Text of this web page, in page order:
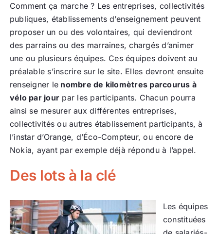
Comment ça marche ? Les entreprises, collectivités
publiques, établissements d’enseignement peuvent
proposer un ou des volontaires, qui deviendront
des parrains ou des marraines, chargés d’animer
une ou plusieurs équipes. Ces équipes doivent au
préalable s’inscrire sur le site. Elles devront ensuite
renseigner le nombre de kilomètres parcourus à
vélo par jour par les participants. Chacun pourra
ainsi se mesurer aux différentes entreprises,
collectivités ou autres établissement participants, à
l’instar d’Orange, d’Éco-Compteur, ou encore de
Nokia, ayant par exemple déjà répondu à l’appel.
Des lots à la clé
Les équipes
constituées